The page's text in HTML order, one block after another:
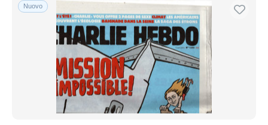
Nuovo